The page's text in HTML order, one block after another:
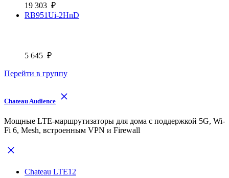
19 303 ₽
RB951Ui-2HnD
5 645 ₽
Перейти в группу
Chateau Audience
Мощные LTE-маршрутизаторы для дома с поддержкой 5G, Wi-
Fi 6, Mesh, встроенным VPN и Firewall
Chateau LTE12